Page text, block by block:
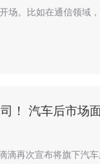
场。比如在通信领域
！ 汽车后市场
滴再次宣布将旗下汽